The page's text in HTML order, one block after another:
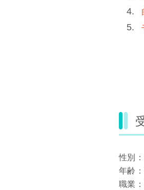
性別
年齢
職業